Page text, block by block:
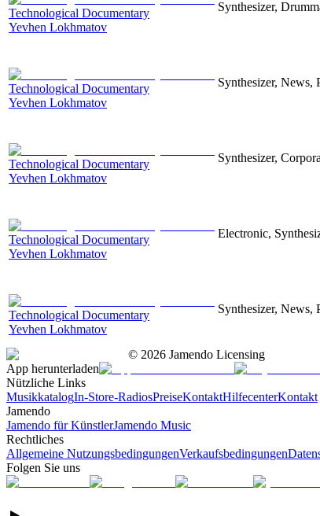
Technological Documentary
Yevhen Lokhmatov
Synthesizer,
Technological Documentary
Yevhen Lokhmatov
Synthesizer, News,
Technological Documentary
Yevhen Lokhmatov
Synthesizer,
Technological Documentary
Yevhen Lokhmatov
Electronic,
Technological Documentary
Yevhen Lokhmatov
Synthesizer, News,
© 2026 Jamendo Licensing
App herunterladen
Nützliche Links
MusikkatalogIn-Store-RadiosPreiseKontaktHilfecenterKontakt
Jamendo
Jamendo für KünstlerJamendo Music
Rechtliches
Allgemeine NutzungsbedingungenVerkaufsbedingungen
Folgen Sie uns